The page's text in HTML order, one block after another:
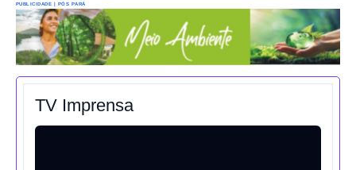
PUBLICIDADE | PÓS PARÁ
TV Imprensa